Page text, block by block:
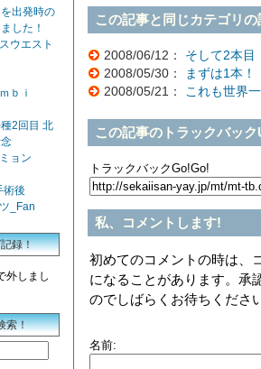
出発時の
した！
ウエスト
ｂｉ
2回目 北
ョン
術後
_Fan
録！
外しまし
索！
この記事と同じカテゴリ
2008/06/12： そして2本目
2008/05/30：
まずは1本！
2008/05/21： これも世界
この記事のトラックバッ
トラックバックGo!Go!
私、コメントします!
初めてのコメントの時は、
になることがあります。承
のでしばらくお待ちくださ
名前: